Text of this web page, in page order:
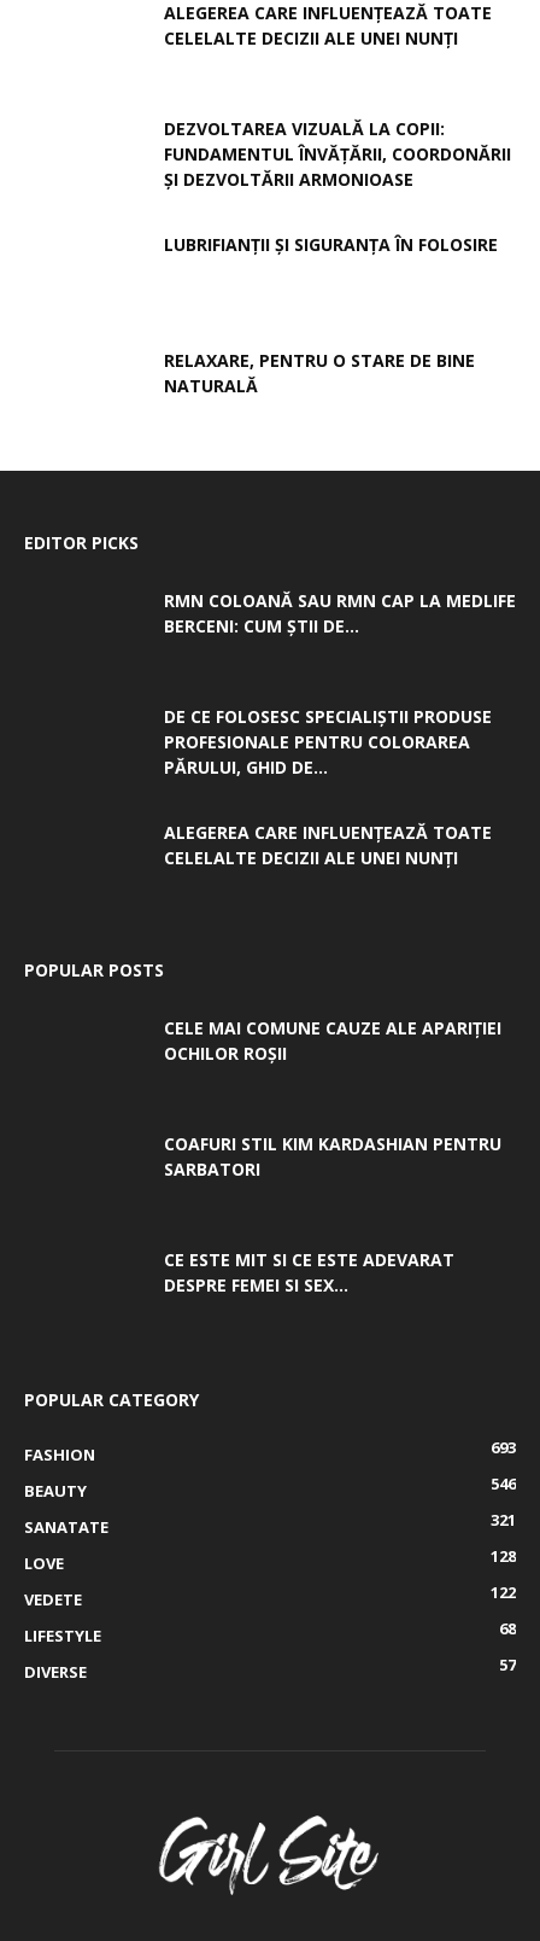
ALEGEREA CARE INFLUENȚEAZĂ TOATE
CELELALTE DECIZII ALE UNEI NUNȚI
DEZVOLTAREA VIZUALĂ LA COPII:
FUNDAMENTUL ÎNVĂȚĂRII, COORDONĂRII
ȘI DEZVOLTĂRII ARMONIOASE
LUBRIFIANȚII ȘI SIGURANȚA ÎN FOLOSIRE
RELAXARE, PENTRU O STARE DE BINE
NATURALĂ
EDITOR PICKS
RMN COLOANĂ SAU RMN CAP LA MEDLIFE
BERCENI: CUM ȘTII DE...
DE CE FOLOSESC SPECIALIȘTII PRODUSE
PROFESIONALE PENTRU COLORAREA
PĂRULUI, GHID DE...
ALEGEREA CARE INFLUENȚEAZĂ TOATE
CELELALTE DECIZII ALE UNEI NUNȚI
POPULAR POSTS
CELE MAI COMUNE CAUZE ALE APARIȚIEI
OCHILOR ROȘII
COAFURI STIL KIM KARDASHIAN PENTRU
SARBATORI
CE ESTE MIT SI CE ESTE ADEVARAT
DESPRE FEMEI SI SEX...
POPULAR CATEGORY
FASHION
693
BEAUTY
546
SANATATE
321
LOVE
128
VEDETE
122
LIFESTYLE
68
DIVERSE
57